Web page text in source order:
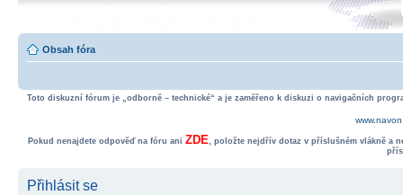
Obsah fóra
Toto diskuzní fórum je „odborně – technické“ a je zaměřeno k diskuzi o navigačních
Pokud nenajdete odpověď na fóru ani ZDE, položte nejdřív dotaz v příslušném vlákně a
Přihlásit se